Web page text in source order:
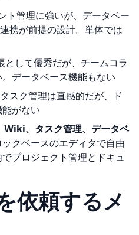
ト管理に強いが、データベー
携が前提の設計。単体では
として優秀だが、チームコラ
データベース機能もない
スク管理は直感的だが、ド
がない
Wiki、タスク管理、データベ
クベースのエディタで自由
プロジェクト管理とドキュ
依頼するメ